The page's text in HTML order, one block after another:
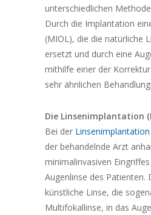
unterschiedlichen
Durch die Implantation
(MIOL), die die natürliche
ersetzt und durch eine
mithilfe einer der
sehr ähnlichen
Die Linsenimplantation
Bei der Linsenimplantation
der behandelnde Arzt
minimalinvasiven
Augenlinse des Patienten.
künstliche Linse, die
Multifokallinse, in das